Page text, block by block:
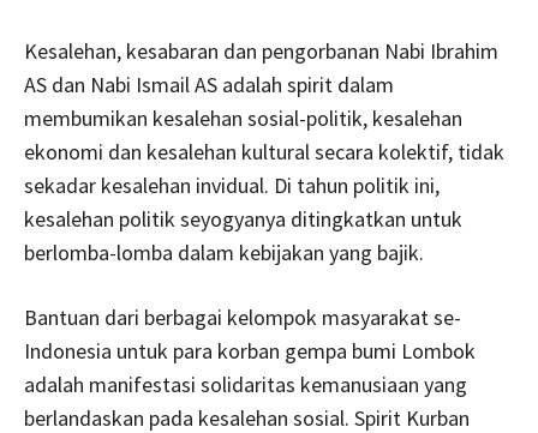
Kesalehan, kesabaran dan pengorbanan Nabi Ibrahim
AS dan Nabi Ismail AS adalah spirit dalam
membumikan kesalehan sosial-politik, kesalehan
ekonomi dan kesalehan kultural secara kolektif, tidak
sekadar kesalehan invidual. Di tahun politik ini,
kesalehan politik seyogyanya ditingkatkan untuk
berlomba-lomba dalam kebijakan yang bajik.
Bantuan dari berbagai kelompok masyarakat se-
Indonesia untuk para korban gempa bumi Lombok
adalah manifestasi solidaritas kemanusiaan yang
berlandaskan pada kesalehan sosial. Spirit Kurban